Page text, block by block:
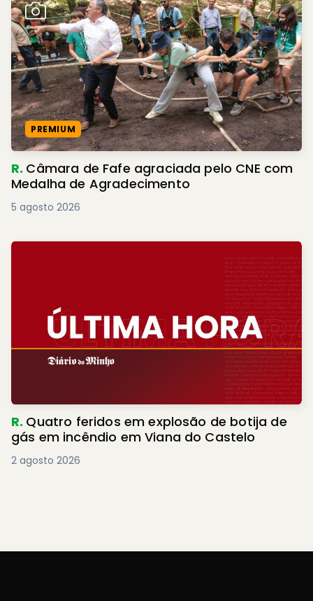
PREMIUM
R. Câmara de Fafe agraciada pelo CNE com
Medalha de Agradecimento
5 agosto 2026
R. Quatro feridos em explosão de botija de
gás em incêndio em Viana do Castelo
2 agosto 2026